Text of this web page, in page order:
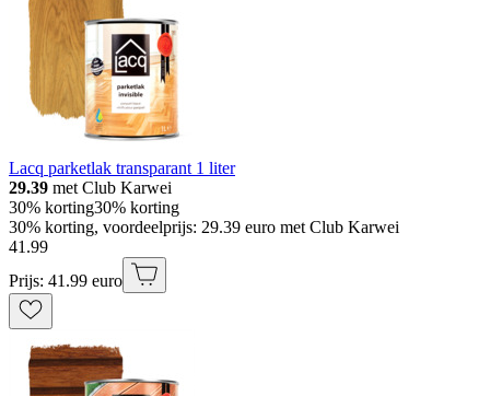
Lacq parketlak transparant 1 liter
29.39 met Club Karwei
30% korting30% korting
30% korting, voordeelprijs: 29.39 euro met Club Karwei
41 .99
Prijs: 41.99 euro